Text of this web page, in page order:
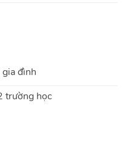
đình
trường học